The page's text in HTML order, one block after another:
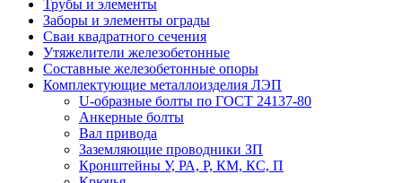
Трубы и элементы
Заборы и элементы ограды
Сваи квадратного сечения
Утяжелители железобетонные
Составные железобетонные опоры
Комплектующие металлоизделия ЛЭП
U-образные болты по ГОСТ 24137-80
Анкерные болты
Вал привода
Заземляющие проводники ЗП
Кронштейны У, РА, Р, КМ, КС, П